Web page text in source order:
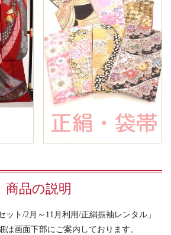
商品の説明
ット/2月～11月利用/正絹振袖レンタル」
は画面下部にご案内しております。